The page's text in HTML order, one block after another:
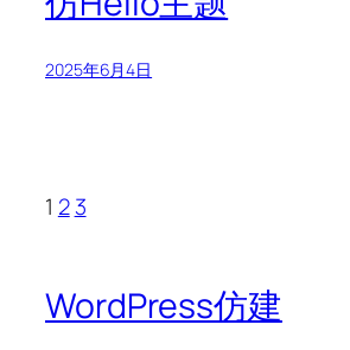
2025年6月4日
1 2 3
WordPress仿建